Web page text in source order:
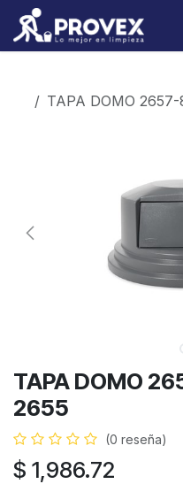
Ir al contenido
TAPA DOMO
TAPA DOMO
2655
(0 reseña)
$ 1,986.72